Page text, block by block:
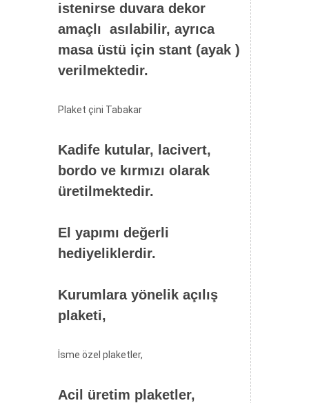
istenirse duvara dekor
amaçlı asılabilir, ayrıca
masa üstü için stant (ayak )
verilmektedir.
Plaket çini Tabakar
Kadife kutular, lacivert,
bordo ve kırmızı olarak
üretilmektedir.
El yapımı değerli
hediyeliklerdir.
Kurumlara yönelik açılış
plaketi,
İsme özel plaketler,
Acil üretim plaketler,